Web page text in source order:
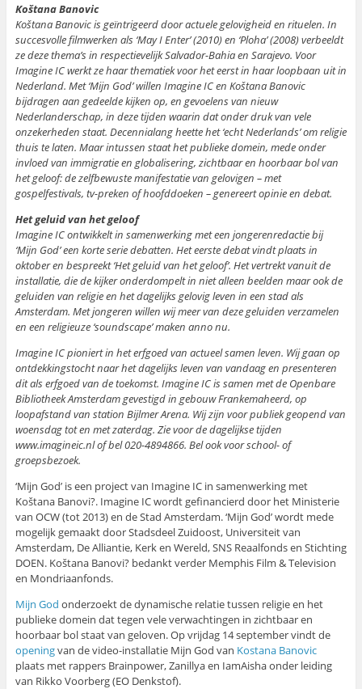
Koštana Banovic
Koštana Banovic is geïntrigeerd door actuele gelovigheid en rituelen. In
succesvolle filmwerken als ‘May I Enter’ (2010) en ‘Ploha’ (2008) verbeeldt
ze deze thema’s in respectievelijk Salvador-Bahia en Sarajevo. Voor
Imagine IC werkt ze haar thematiek voor het eerst in haar loopbaan uit in
Nederland. Met ‘Mijn God’ willen Imagine IC en Koštana Banovic
bijdragen aan gedeelde kijken op, en gevoelens van nieuw
Nederlanderschap, in deze tijden waarin dat onder druk van vele
onzekerheden staat. Decennialang heette het ‘echt Nederlands’ om religie
thuis te laten. Maar intussen staat het publieke domein, mede onder
invloed van immigratie en globalisering, zichtbaar en hoorbaar bol van
het geloof: de zelfbewuste manifestatie van gelovigen – met
gospelfestivals, tv-preken of hoofddoeken – genereert opinie en debat.
Het geluid van het geloof
Imagine IC ontwikkelt in samenwerking met een jongerenredactie bij
‘Mijn God’ een korte serie debatten. Het eerste debat vindt plaats in
oktober en bespreekt ‘Het geluid van het geloof’. Het vertrekt vanuit de
installatie, die de kijker onderdompelt in niet alleen beelden maar ook de
geluiden van religie en het dagelijks gelovig leven in een stad als
Amsterdam. Met jongeren willen wij meer van deze geluiden verzamelen
en een religieuze ‘soundscape’ maken anno nu.
Imagine IC pioniert in het erfgoed van actueel samen leven. Wij gaan op
ontdekkingstocht naar het dagelijks leven van vandaag en presenteren
dit als erfgoed van de toekomst. Imagine IC is samen met de Openbare
Bibliotheek Amsterdam gevestigd in gebouw Frankemaheerd, op
loopafstand van station Bijlmer Arena. Wij zijn voor publiek geopend van
woensdag tot en met zaterdag. Zie voor de dagelijkse tijden
www.imagineic.nl of bel 020-4894866. Bel ook voor school- of
groepsbezoek.
‘Mijn God’ is een project van Imagine IC in samenwerking met
Koštana Banovi?. Imagine IC wordt gefinancierd door het Ministerie
van OCW (tot 2013) en de Stad Amsterdam. ‘Mijn God’ wordt mede
mogelijk gemaakt door Stadsdeel Zuidoost, Universiteit van
Amsterdam, De Alliantie, Kerk en Wereld, SNS Reaalfonds en Stichting
DOEN. Koštana Banovi? bedankt verder Memphis Film & Television
en Mondriaanfonds.
Mijn God onderzoekt de dynamische relatie tussen religie en het
publieke domein dat tegen vele verwachtingen in zichtbaar en
hoorbaar bol staat van geloven. Op vrijdag 14 september vindt de
openingvan de video-installatie Mijn God van Kostana Banovic
plaats met rappers Brainpower, Zanillya en IamAisha onder leiding
van Rikko Voorberg (EO Denkstof).